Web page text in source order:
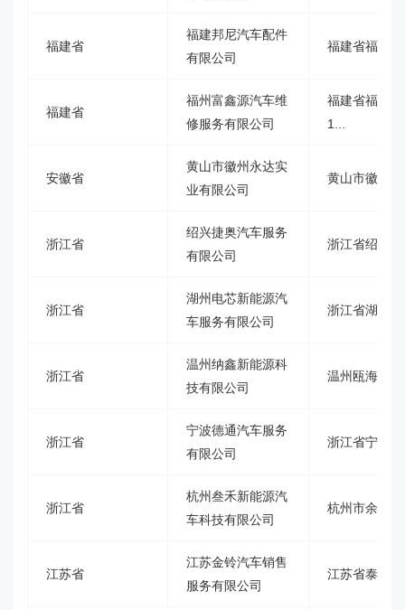
福建省
福建邦尼汽车配件
有限公司
福建省福州
福建省
福州富鑫源汽车维
修服务有限公司
福建省福州
1...
安徽省
黄山市徽州永达实
业有限公司
黄山市徽州
浙江省
绍兴捷奥汽车服务
有限公司
浙江省绍兴
浙江省
湖州电芯新能源汽
车服务有限公司
浙江省湖州
浙江省
温州纳鑫新能源科
技有限公司
温州瓯海潘
浙江省
宁波德通汽车服务
有限公司
浙江省宁波
浙江省
杭州叁禾新能源汽
车科技有限公司
杭州市余杭
江苏省
江苏金铃汽车销售
服务有限公司
江苏省泰州